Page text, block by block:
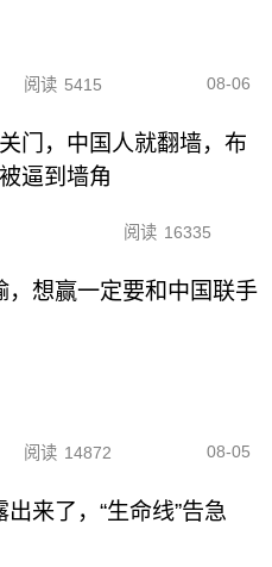
阅读 5415 08-06
门，中国人就翻墙，布
逼到墙角
阅读 16335
，想赢一定要和中国联手
阅读 14872 08-05
来了，“生命线”告急